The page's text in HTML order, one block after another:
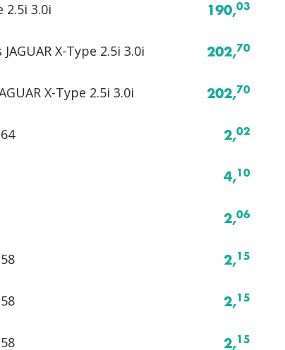
2.5i 3.0i 190,03
X-Type 2.5i 3.0i 202,70
X-Type 2.5i 3.0i 202,70
2,02
4,10
2,06
2,15
2,15
2,15